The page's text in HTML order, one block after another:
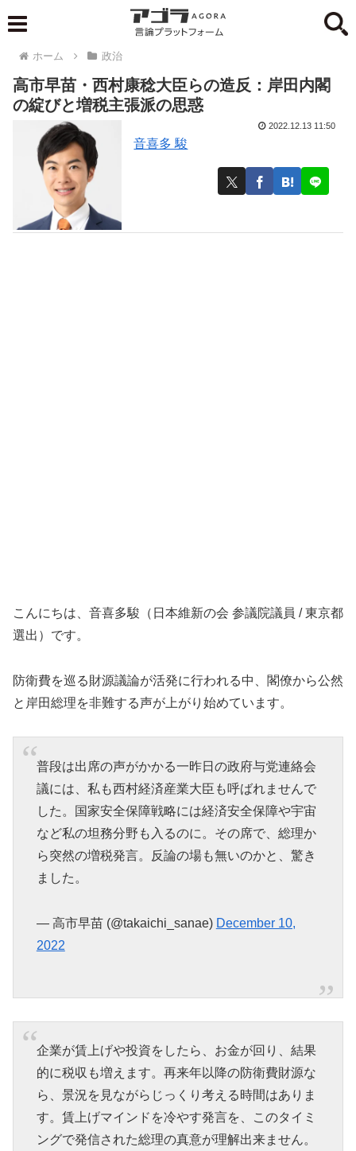
ホーム 政治
高市早苗・西村康稔大臣らの造反：岸田内閣
の綻びと増税主張派の思惑
音喜多 駿
2022.12.13 11:50
こんにちは、音喜多駿（日本維新の会 参議院議員 / 東京都
選出）です。
防衛費を巡る財源議論が活発に行われる中、閣僚から公然
と岸田総理を非難する声が上がり始めています。
普段は出席の声がかかる一昨日の政府与党連絡会
議には、私も西村経済産業大臣も呼ばれませんで
した。国家安全保障戦略には経済安全保障や宇宙
など私の坦務分野も入るのに。その席で、総理か
ら突然の増税発言。反論の場も無いのかと、驚き
ました。
— 高市早苗 (@takaichi_sanae) December 10,
2022
企業が賃上げや投資をしたら、お金が回り、結果
的に税収も増えます。再来年以降の防衛費財源な
ら、景況を見ながらじっくり考える時間はありま
す。賃上げマインドを冷やす発言を、このタイミ
ングで発信された総理の真意が理解出来ません。